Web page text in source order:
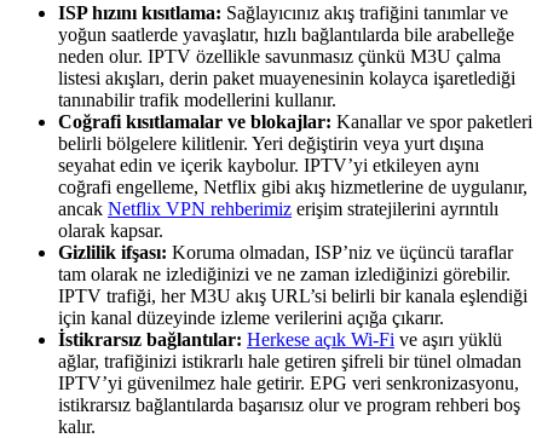
ISP hızını kısıtlama: Sağlayıcınız akış trafiğini tanımlar ve
yoğun saatlerde yavaşlatır, hızlı bağlantılarda bile arabelleğe
neden olur. IPTV özellikle savunmasız çünkü M3U çalma
listesi akışları, derin paket muayenesinin kolayca işaretlediği
tanınabilir trafik modellerini kullanır.
Coğrafi kısıtlamalar ve blokajlar: Kanallar ve spor paketleri
belirli bölgelere kilitlenir. Yeri değiştirin veya yurt dışına
seyahat edin ve içerik kaybolur. IPTV’yi etkileyen aynı
coğrafi engelleme, Netflix gibi akış hizmetlerine de uygulanır,
ancak Netflix VPN rehberimiz erişim stratejilerini ayrıntılı
olarak kapsar.
Gizlilik ifşası: Koruma olmadan, ISP’niz ve üçüncü taraflar
tam olarak ne izlediğinizi ve ne zaman izlediğinizi görebilir.
IPTV trafiği, her M3U akış URL’si belirli bir kanala eşlendiği
için kanal düzeyinde izleme verilerini açığa çıkarır.
İstikrarsız bağlantılar: Herkese açık Wi-Fi ve aşırı yüklü
ağlar, trafiğinizi istikrarlı hale getiren şifreli bir tünel olmadan
IPTV’yi güvenilmez hale getirir. EPG veri senkronizasyonu,
istikrarsız bağlantılarda başarısız olur ve program rehberi boş
kalır.